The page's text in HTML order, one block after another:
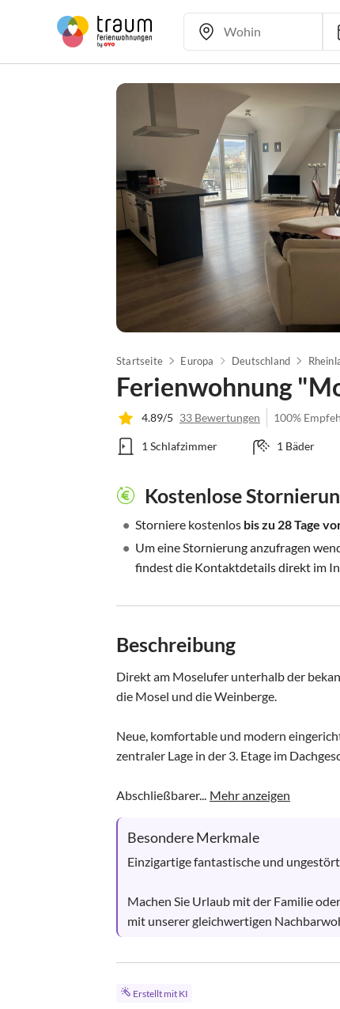
Startseite Europa Deutschland
Ferienwohnung
4.89/5 33 Bewertungen 100%
1 Schlafzimmer 1 Bäder
Kostenlose
• Storniere kostenlos bis zu 28 Tage
• Um eine Stornierung anzufragen
findest die Kontaktdetails direkt im
Beschreibung
Direkt am Moselufer unterhalb der
die Mosel und die Weinberge.
Neue, komfortable und modern
zentraler Lage in der 3. Etage im
Abschließbarer... Mehr anzeigen
Besondere Merkmale
Einzigartige fantastische und
Machen Sie Urlaub mit der Familie
mit unserer gleichwertigen
Erstellt mit KI